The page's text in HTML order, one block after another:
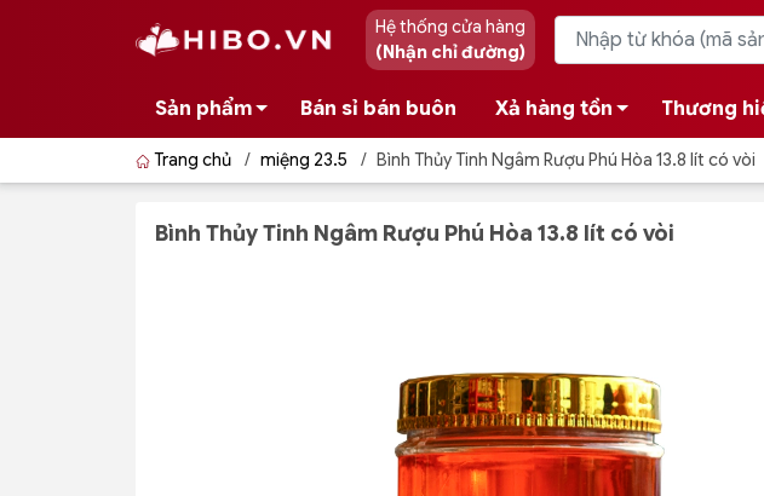
Hệ thống cửa hàng
(Nhận chỉ đường)
Sản phẩm Bán sỉ bán buôn Xả hàng tồn Thương
Trang chủ / miệng 23.5 / Bình Thủy Tinh Ngâm Rượu Phú Hòa 13.8 lít có vòi
Bình Thủy Tinh Ngâm Rượu Phú Hòa 13.8 lít có vòi